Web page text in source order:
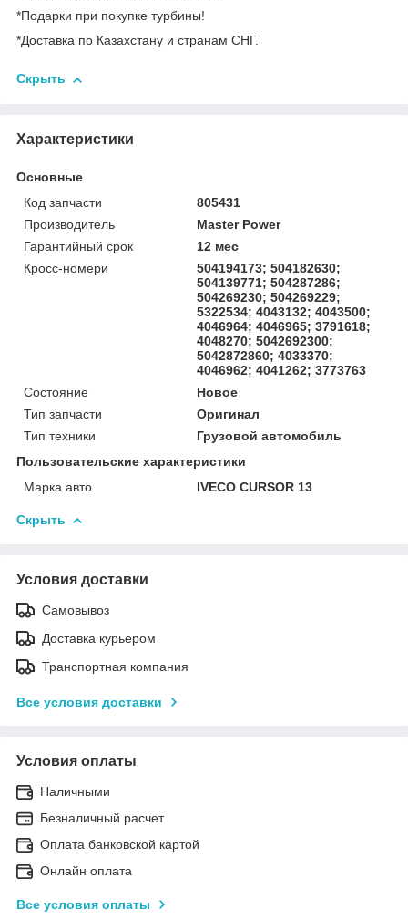
*Подарки при покупке турбины!
*Доставка по Казахстану и странам СНГ.
Скрыть
Характеристики
Основные
Код запчасти
805431
Производитель
Master Power
Гарантийный срок
12 мес
Кросс-номери
504194173; 504182630;
504139771; 504287286;
504269230; 504269229;
5322534; 4043132; 4043500;
4046964; 4046965; 3791618;
4048270; 5042692300;
5042872860; 4033370;
4046962; 4041262; 3773763
Состояние
Новое
Тип запчасти
Оригинал
Тип техники
Грузовой автомобиль
Пользовательские характеристики
Марка авто
IVECO CURSOR 13
Скрыть
Условия доставки
Самовывоз
Доставка курьером
Транспортная компания
Все условия доставки
Условия оплаты
Наличными
Безналичный расчет
Оплата банковской картой
Онлайн оплата
Все условия оплаты